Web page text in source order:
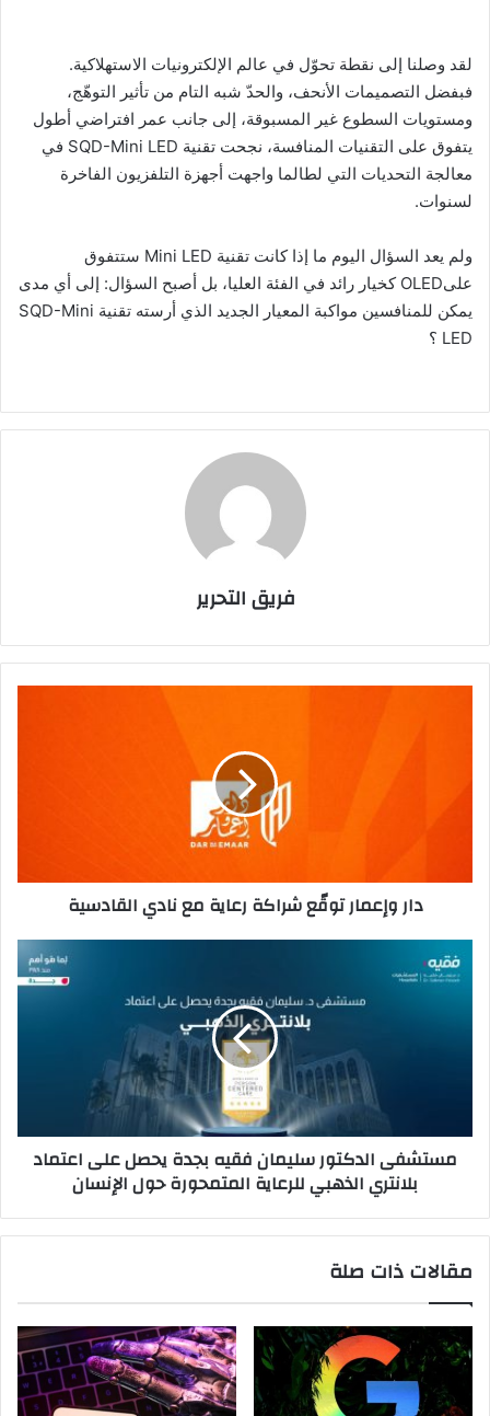
لقد وصلنا إلى نقطة تحوّل في عالم الإلكترونيات الاستهلاكية.
فبفضل التصميمات الأنحف، والحدّ شبه التام من تأثير التوهّج،
ومستويات السطوع غير المسبوقة، إلى جانب عمر افتراضي أطول
يتفوق على التقنيات المنافسة، نجحت تقنية SQD-Mini LED في
معالجة التحديات التي لطالما واجهت أجهزة التلفزيون الفاخرة
لسنوات.
ولم يعد السؤال اليوم ما إذا كانت تقنية Mini LED ستتفوق
علىOLED كخيار رائد في الفئة العليا، بل أصبح السؤال: إلى أي مدى
يمكن للمنافسين مواكبة المعيار الجديد الذي أرسته تقنية SQD-Mini
LED ؟
فريق التحرير
دار وإعمار توقّع شراكة رعاية مع نادي القادسية
الدكتور
بلانتري
الذهبي
مستشفى الدكتور سليمان فقيه بجدة يحصل على اعتماد
بلانتري الذهبي للرعاية المتمحورة حول الإنسان
مقالات ذات صلة